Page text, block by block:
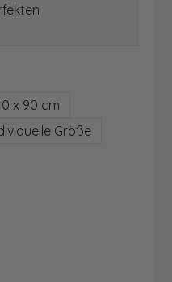
x 90 cm
Größe